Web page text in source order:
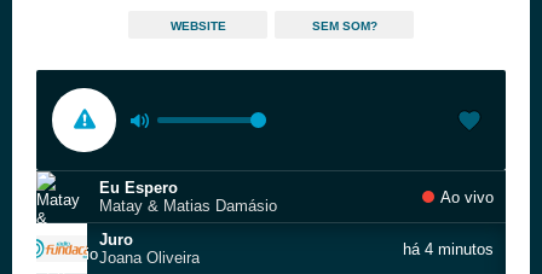
WEBSITE SEM SOM?
Eu Espero
Matay & Matias Damásio
Ao vivo
Juro
Joana Oliveira
há 4 minutos